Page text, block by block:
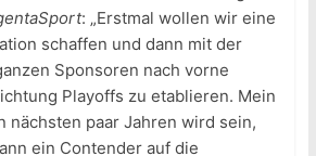
: „Erstmal wollen wir eine
schaffen und dann mit der
Sponsoren nach vorne
Playoffs zu etablieren. Mein
nächsten paar Jahren wird sein,
ein Contender auf die